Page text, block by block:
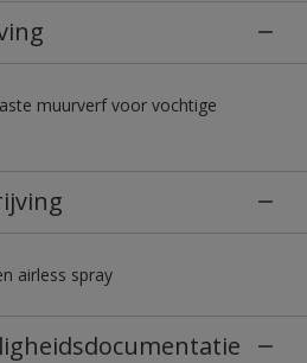
muurverf voor vochtige
airless spray